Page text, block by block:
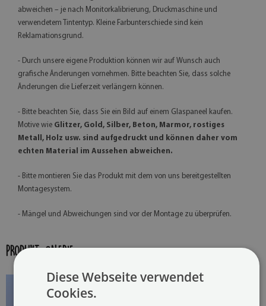
abweichen – je nach Monitorkalibrierung, Druckmaschine und
verwendetem Tintentyp. Kleine Farbunterschiede sind kein
Reklamationsgrund.
- Durch unsere eigene Produktion können wir auf Wunsch auch
grafische Änderungen vornehmen. Bitte beachten Sie, dass solche
Änderungen die Lieferzeit verlängern können.
- Bitte beachten Sie, dass Sie ein Bild auf einem Glaspaneel kaufen.
Motive wie Glitzer, Gold, Silber, Beton, Marmor, rostiges
Metall, Holz usw. sind aufgedruckt und können daher vom
echten Material im Aussehen abweichen.
- Bitte montieren Sie das Produkt mit dem von uns bereitgestellten
Montagesystem.
- Mängel und Abweichungen sind vor der Montage zu überprüfen.
PRODUKT-GALERIE:
Diese Webseite verwendet
Cookies.